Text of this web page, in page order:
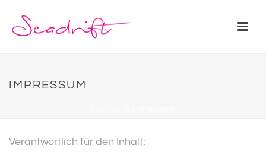
IMPRESSUM
Verantwortlich für den Inhalt: